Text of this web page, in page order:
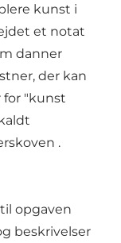
kunst i
et notat
danner
der kan
for "kunst
.
opgaven
beskrivelser